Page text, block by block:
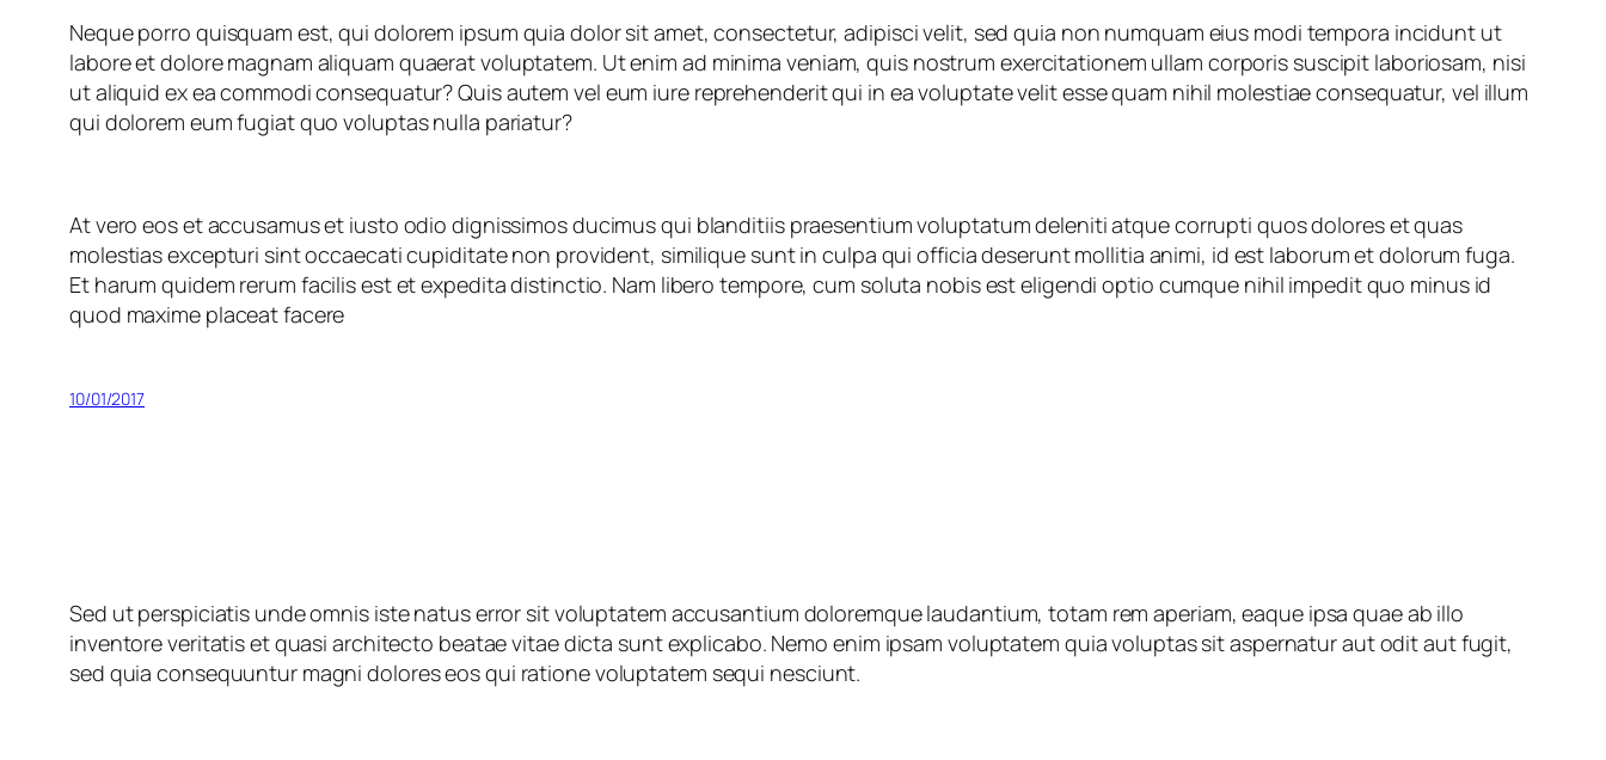
Neque porro quisquam est, qui dolorem ipsum quia dolor sit amet, consectetur, adipisci velit, sed quia non numquam eius modi tempora incidunt ut
labore et dolore magnam aliquam quaerat voluptatem. Ut enim ad minima veniam, quis nostrum exercitationem ullam corporis suscipit laboriosam, nisi
ut aliquid ex ea commodi consequatur? Quis autem vel eum iure reprehenderit qui in ea voluptate velit esse quam nihil molestiae consequatur, vel illum
qui dolorem eum fugiat quo voluptas nulla pariatur?
At vero eos et accusamus et iusto odio dignissimos ducimus qui blanditiis praesentium voluptatum deleniti atque corrupti quos dolores et quas
molestias excepturi sint occaecati cupiditate non provident, similique sunt in culpa qui officia deserunt mollitia animi, id est laborum et dolorum fuga.
Et harum quidem rerum facilis est et expedita distinctio. Nam libero tempore, cum soluta nobis est eligendi optio cumque nihil impedit quo minus id
quod maxime placeat facere
10/01/2017
Sed ut perspiciatis unde omnis iste natus error sit voluptatem accusantium doloremque laudantium, totam rem aperiam, eaque ipsa quae ab illo
inventore veritatis et quasi architecto beatae vitae dicta sunt explicabo. Nemo enim ipsam voluptatem quia voluptas sit aspernatur aut odit aut fugit,
sed quia consequuntur magni dolores eos qui ratione voluptatem sequi nesciunt.